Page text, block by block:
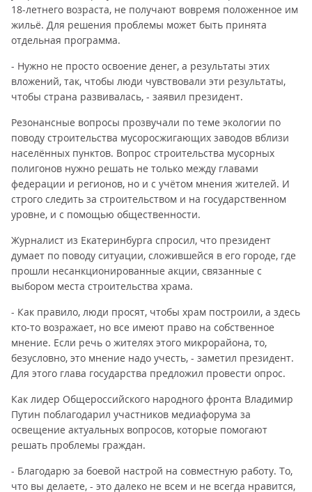
18-летнего возраста, не получают вовремя положенное им
жильё. Для решения проблемы может быть принята
отдельная программа.
- Нужно не просто освоение денег, а результаты этих
вложений, так, чтобы люди чувствовали эти результаты,
чтобы страна развивалась, - заявил президент.
Резонансные вопросы прозвучали по теме экологии по
поводу строительства мусоросжигающих заводов вблизи
населённых пунктов. Вопрос строительства мусорных
полигонов нужно решать не только между главами
федерации и регионов, но и с учётом мнения жителей. И
строго следить за строительством и на государственном
уровне, и с помощью общественности.
Журналист из Екатеринбурга спросил, что президент
думает по поводу ситуации, сложившейся в его городе, где
прошли несанкционированные акции, связанные с
выбором места строительства храма.
- Как правило, люди просят, чтобы храм построили, а здесь
кто-то возражает, но все имеют право на собственное
мнение. Если речь о жителях этого микрорайона, то,
безусловно, это мнение надо учесть, - заметил президент.
Для этого глава государства предложил провести опрос.
Как лидер Общероссийского народного фронта Владимир
Путин поблагодарил участников медиафорума за
освещение актуальных вопросов, которые помогают
решать проблемы граждан.
- Благодарю за боевой настрой на совместную работу. То,
что вы делаете, - это далеко не всем и не всегда нравится,